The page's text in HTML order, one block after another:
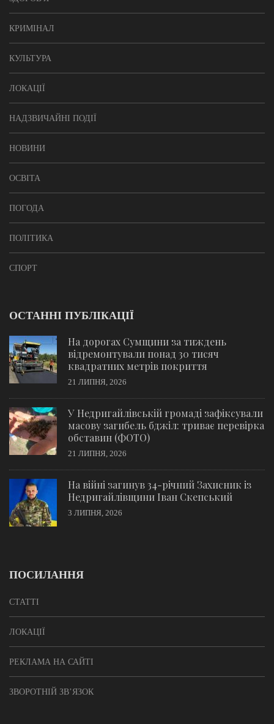
КРИМІНАЛ
КУЛЬТУРА
ЛОКАЦІЇ
НАДЗВИЧАЙНІ ПОДІЇ
НОВИНИ
ОСВІТА
ПОГОДА
ПОЛІТИКА
СПОРТ
ОСТАННІ ПУБЛІКАЦІЇ
На дорогах Сумщини за тиждень
відремонтували понад 30 тисяч
квадратних метрів покриття
21 ЛИПНЯ, 2026
У Недригайлівській громаді зафіксували
масову загибель бджіл: триває перевірка
обставин (ФОТО)
21 ЛИПНЯ, 2026
На війні загинув 34-річний Захисник із
Недригайлівщини Іван Скепський
3 ЛИПНЯ, 2026
ПОСИЛАННЯ
СТАТТІ
ЛОКАЦІЇ
РЕКЛАМА НА САЙТІ
ЗВОРОТНІЙ ЗВ’ЯЗОК